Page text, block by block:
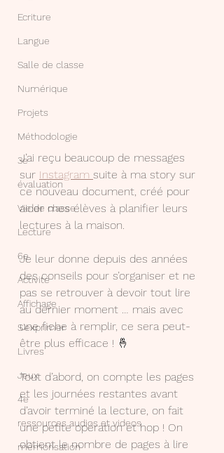
Ecriture
Langue
Salle de classe
Numérique
Projets
Méthodologie
3e
évaluation
Vie de classe
Lecture
6e
Activité
Affichage
S'exprimer
Livres
Jeux
4e
ressources audios et videos
mémorisation
J’ai reçu beaucoup de messages
sur Instagram suite à ma story sur
ce nouveau document, créé pour
aider mes élèves à planifier leurs
lectures à la maison.
Je leur donne depuis des années
des conseils pour s’organiser et ne
pas se retrouver à devoir tout lire
au dernier moment … mais avec
une fiche à remplir, ce sera peut-
être plus efficace ! 🤞
Tout d’abord, on compte les pages
et les journées restantes avant
d’avoir terminé la lecture, on fait
une petite opération et hop ! On
obtient le nombre de pages à lire